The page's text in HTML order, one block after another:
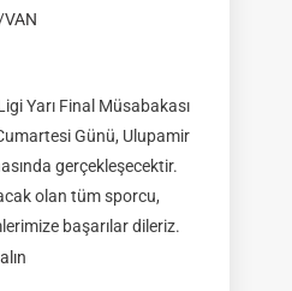
Yarı Final Müsabakası
Günü, Ulupamir
gerçekleşecektir.
olan tüm sporcu,
başarılar dileriz.